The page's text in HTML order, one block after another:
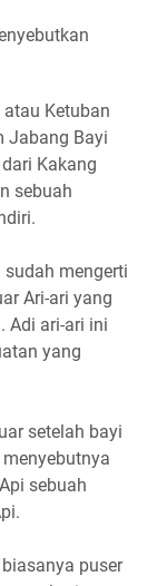
Ketuban
Jabang Bayi
Kakang
sebuah
mengerti
Ari-ari yang
Adi ari-ari ini
yang
setelah bayi
sebuah
puser